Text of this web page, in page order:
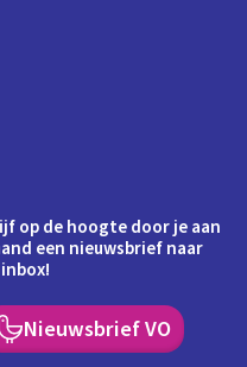
op de hoogte door je aan
een nieuwsbrief naar
Nieuwsbrief VO